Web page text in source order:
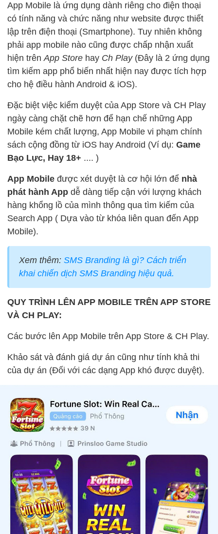
App Mobile là ứng dụng dành riêng cho điện thoại
có tính năng và chức năng như website được thiết
lập trên điện thoại (Smartphone). Tuy nhiên không
phải app mobile nào cũng được chấp nhận xuất
hiện trênApp Store hay Ch Play(Đây là 2 ứng dụng
tìm kiếm app phổ biến nhất hiện nay được tích hợp
cho hệ điều hành Android & iOS).
Đặc biệt việc kiểm duyệt của App Store và CH Play
ngày càng chặt chẽ hơn để hạn chế những App
Mobile kém chất lượng, App Mobile vi phạm chính
sách cộng đồng từ iOS hay Android (Ví dụ: Game
Bạo Lực, Hay 18+ .... )
App Mobile được xét duyệt là cơ hội lớn để nhà
phát hành App dễ dàng tiếp cận với lượng khách
hàng khổng lồ của mình thông qua tìm kiếm của
Search App ( Dựa vào từ khóa liên quan đến App
Mobile).
Xem thêm: SMS Branding là gì? Cách triển
khai chiến dịch SMS Branding hiệu quả.
QUY TRÌNH LÊN APP MOBILE TRÊN APP STORE
VÀ CH PLAY:
Các bước lên App Mobile trên App Store & CH Play.
Khảo sát và đánh giá dự án cũng như tính khả thi
của dự án (Đối với các dạng App khó được duyệt).